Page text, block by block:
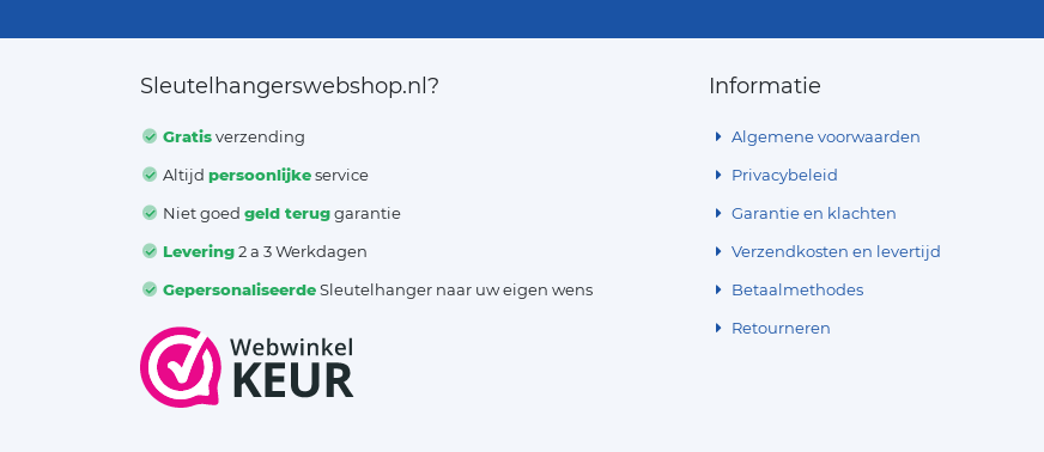
Sleutelhangerswebshop.nl?
Gratisverzending
Altijdpersoonlijkeservice
Niet goedgeld teruggarantie
Levering2 a 3 Werkdagen
GepersonaliseerdeSleutelhanger naar uw eigen wens
Informatie
Algemene voorwaarden
Privacybeleid
Garantie en klachten
Verzendkosten en levertijd
Betaalmethodes
Retourneren